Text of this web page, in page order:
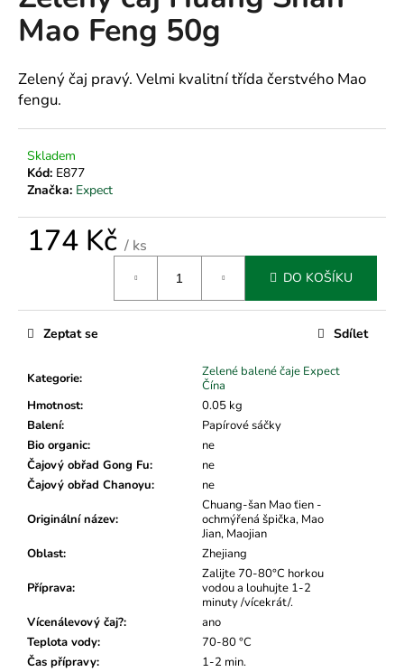
0,0
z
hvězdiček.
Mao Feng 50g
Zelený čaj pravý. Velmi kvalitní třída čerstvého Mao
fengu.
Skladem
Kód: E877
Značka: Expect
174 Kč / ks
DO KOŠÍKU
Kategorie:
Zelené balené čaje Expect
Čína
Hmotnost:
0.05 kg
Balení:
Papírové sáčky
Bio organic:
ne
Čajový obřad Gong Fu:
ne
Čajový obřad Chanoyu: ne
Originální název:
Chuang-šan Mao ťien -
ochmýřená špička, Mao
Jian, Maojian
Oblast: Zhejiang
Příprava:
Zalijte 70-80°C horkou
vodou a louhujte 1-2
minuty /vícekrát/.
Vícenálevový čaj?:
ano
Teplota vody:
70-80 °C
Čas přípravy:
1-2 min.
Zeptat se Sdílet
a
j
í
t
o
p
u
u
e
m